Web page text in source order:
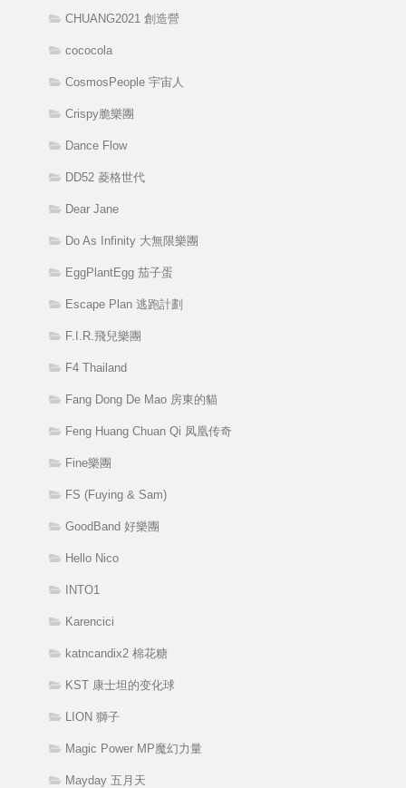
CHUANG2021 創造營
cococola
CosmosPeople 宇宙人
Crispy脆樂團
Dance Flow
DD52 菱格世代
Dear Jane
Do As Infinity 大無限樂團
EggPlantEgg 茄子蛋
Escape Plan 逃跑計劃
F.I.R.飛兒樂團
F4 Thailand
Fang Dong De Mao 房東的貓
Feng Huang Chuan Qi 凤凰传奇
Fine樂團
FS (Fuying & Sam)
GoodBand 好樂團
Hello Nico
INTO1
Karencici
katncandix2 棉花糖
KST 康士坦的变化球
LION 獅子
Magic Power MP魔幻力量
Mayday 五月天